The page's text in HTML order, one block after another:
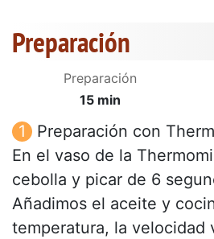
Preparación
Preparación
15 min
Preparación con
En el vaso de la
cebolla y picar de 6
Añadimos el aceite y
temperatura, la velocidad